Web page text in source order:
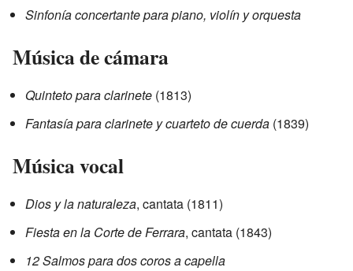
Sinfonía concertante para piano, violín y orquesta
Música de cámara
Quinteto para clarinete (1813)
Fantasía para clarinete y cuarteto de cuerda (1839)
Música vocal
Dios y la naturaleza, cantata (1811)
Fiesta en la Corte de Ferrara, cantata (1843)
12 Salmos para dos coros a capella